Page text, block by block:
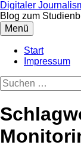
Zum
Inhalt
überspringen
Digitaler
Blog zum
Menü
Start
Impressum
Suchen
nach: